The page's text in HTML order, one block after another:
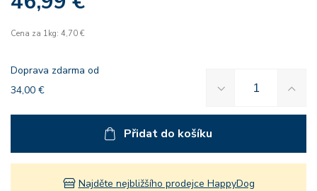
Cena za 1kg: 4,70 €
Doprava zdarma od
34,00 €
Přidat do košíku
Najděte nejbližšího prodejce HappyDog